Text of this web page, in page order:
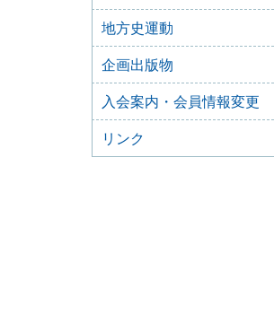
地方史運動
企画出版物
入会案内・会員情報変更
リンク